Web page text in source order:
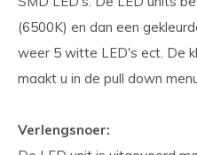
(6500K) en dan een
weer 5 witte LED's ect. De
maakt u in de pull down
Verlengsnoer: